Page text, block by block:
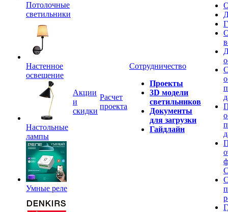
Потолочные
светильники
Настенное
освещение
Настольные
лампы
Умные реле
Акции
и
скидки
Расчет
проекта
Сотрудничество
Проекты
3D модели
светильников
Документы
для загрузки
Гайдлайн